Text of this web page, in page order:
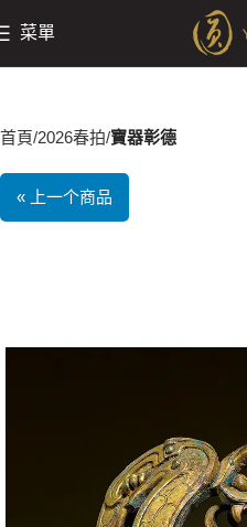
菜單
首頁 2026春拍 寶器彰德
« 上一个商品